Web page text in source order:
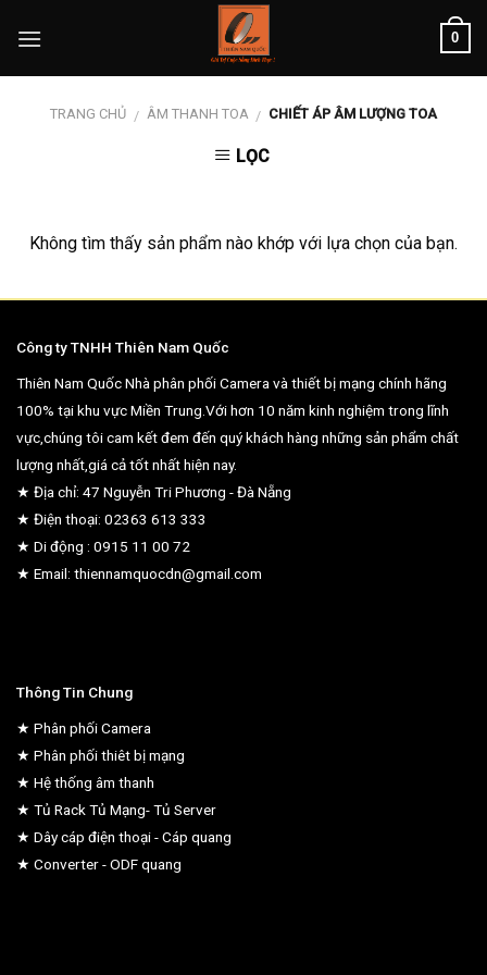
0
TRANG CHỦ / ÂM THANH TOA / CHIẾT ÁP ÂM LƯỢNG TOA
LỌC
Không tìm thấy sản phẩm nào khớp với lựa chọn của bạn.
Công ty TNHH Thiên Nam Quốc
Thiên Nam Quốc Nhà phân phối Camera và thiết bị mạng chính hãng
100% tại khu vực Miền Trung.Với hơn 10 năm kinh nghiệm trong lĩnh
vực,chúng tôi cam kết đem đến quý khách hàng những sản phẩm chất
lượng nhất,giá cả tốt nhất hiện nay.
★ Địa chỉ: 47 Nguyễn Tri Phương - Đà Nẵng
★ Điện thoại: 02363 613 333
★ Di động : 0915 11 00 72
★ Email: thiennamquocdn@gmail.com
Thông Tin Chung
★ Phân phối Camera
★ Phân phối thiêt bị mạng
★ Hệ thống âm thanh
★ Tủ Rack Tủ Mạng- Tủ Server
★ Dây cáp điện thoại - Cáp quang
★ Converter - ODF quang